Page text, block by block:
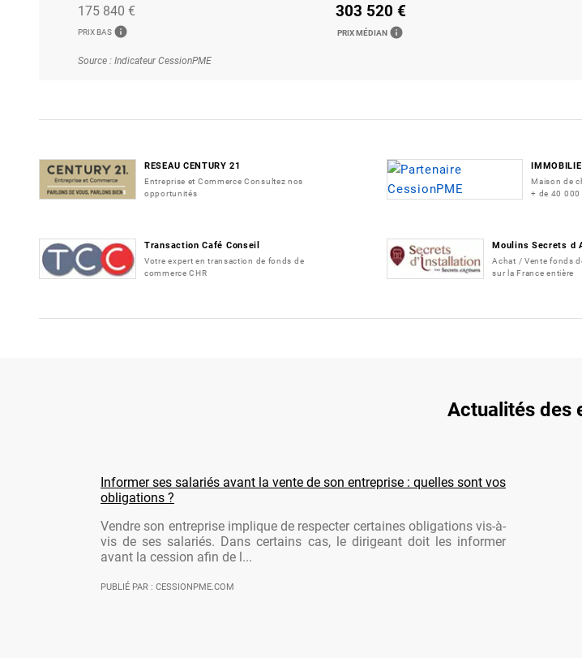
175 840 €
PRIX BAS info
303 520 €
PRIX MÉDIAN info
Source : Indicateur CessionPME
RESEAU CENTURY 21
Entreprise et Commerce Consultez nos
opportunités
Maison de
+ de 40
Transaction Café Conseil
Votre expert en transaction de fonds de
commerce CHR
Moulins Secrets d
Achat / Vente fonds
sur la France entière
Actualités des
Informer ses salariés avant la vente de son entreprise : quelles sont vos
obligations ?
Vendre son entreprise implique de respecter certaines obligations vis-à-
vis de ses salariés. Dans certains cas, le dirigeant doit les informer
avant la cession afin de l...
PUBLIÉ PAR : CESSIONPME.COM